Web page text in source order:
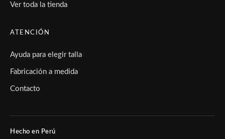
Ver toda la tienda
ATENCIÓN
Ayuda para elegir talla
Fabricación a medida
Contacto
Hecho en Perú